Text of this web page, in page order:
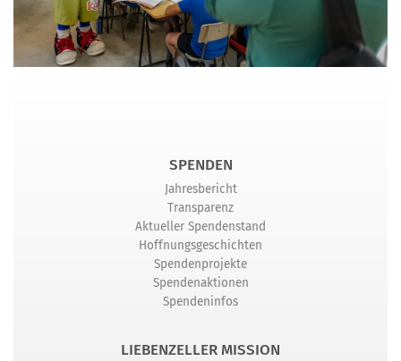
SPENDEN
Jahresbericht
Transparenz
Aktueller Spendenstand
Hoffnungsgeschichten
Spendenprojekte
Spendenaktionen
Spendeninfos
LIEBENZELLER MISSION